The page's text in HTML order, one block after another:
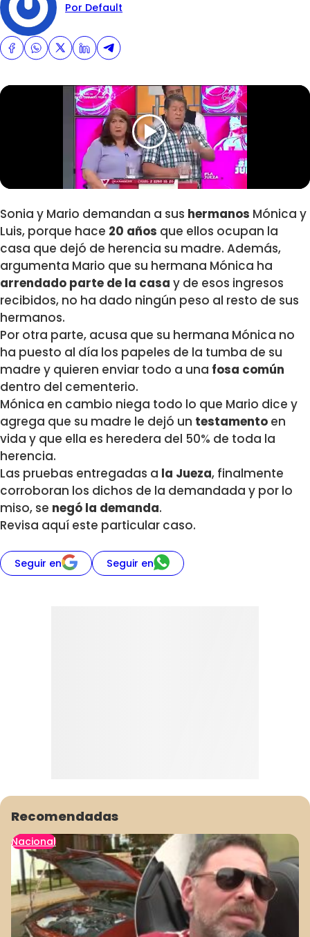
Por Default
Sonia y Mario demandan a sus hermanos Mónica y
Luis, porque hace 20 años que ellos ocupan la
casa que dejó de herencia su madre. Además,
argumenta Mario que su hermana Mónica ha
arrendado parte de la casa y de esos ingresos
recibidos, no ha dado ningún peso al resto de sus
hermanos.
Por otra parte, acusa que su hermana Mónica no
ha puesto al día los papeles de la tumba de su
madre y quieren enviar todo a una fosa común
dentro del cementerio.
Mónica en cambio niega todo lo que Mario dice y
agrega que su madre le dejó un testamento en
vida y que ella es heredera del 50% de toda la
herencia.
Las pruebas entregadas a la Jueza, finalmente
corroboran los dichos de la demandada y por lo
miso, se negó la demanda.
Revisa aquí este particular caso.
Seguir en Seguir en
Recomendadas
Nacional